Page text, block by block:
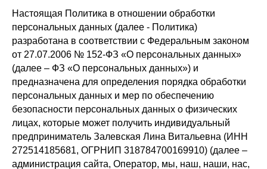
Настоящая Политика в отношении обработки
персональных данных (далее - Политика)
разработана в соответствии с Федеральным законом
от 27.07.2006 № 152-ФЗ «О персональных данных»
(далее – ФЗ «О персональных данных») и
предназначена для определения порядка обработки
персональных данных и мер по обеспечению
безопасности персональных данных о физических
лицах, которые может получить индивидуальный
предприниматель Залевская Лина Витальевна (ИНН
272514185681, ОГРНИП 318784700169910) (далее –
администрация сайта, Оператор, мы, наш, наши, нас,